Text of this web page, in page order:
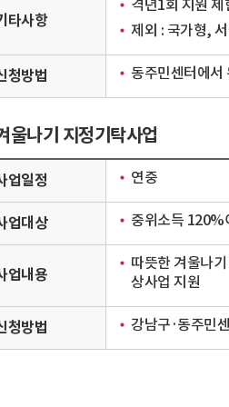
타사항
격년1회 지원 제
제외 : 국가형,
청방법 동주민센터에서
울나기 지정기탁사업
업일정 연중
업대상 중위소득 120%
업내용
따뜻한 겨울나
상사업 지원
청방법 강남구·동주민